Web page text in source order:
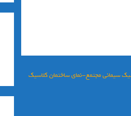
سیمانی مجتمع-نمای ساختمان کلاسیک